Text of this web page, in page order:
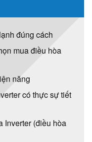
đúng cách
mua điều hòa
năng
có thực sự tiết
Inverter (điều hòa